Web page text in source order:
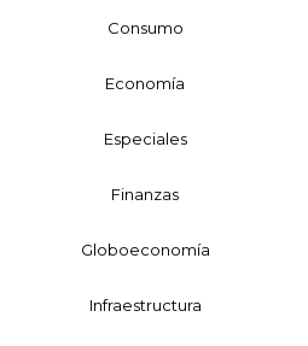
Consumo
Economía
Especiales
Finanzas
Globoeconomía
Infraestructura